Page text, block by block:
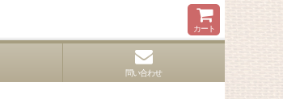
カート
問い合わせ